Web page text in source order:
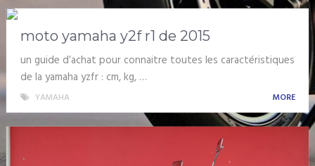
moto yamaha y2f r1 de 2015
un guide d’achat pour connaitre toutes les caractéristiques
de la yamaha yzfr : cm, kg, …
YAMAHA MORE